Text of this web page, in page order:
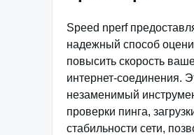
Speed nperf
надежный способ
повысить скорость
интернет-соединения.
незаменимый
проверки пинга,
стабильности сети,